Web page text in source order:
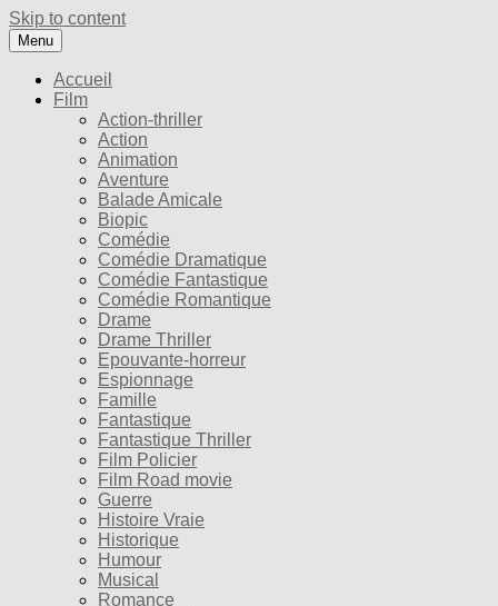
Skip to content
Menu
Accueil
Film
Action-thriller
Action
Animation
Aventure
Balade Amicale
Biopic
Comédie
Comédie Dramatique
Comédie Fantastique
Comédie Romantique
Drame
Drame Thriller
Epouvante-horreur
Espionnage
Famille
Fantastique
Fantastique Thriller
Film Policier
Film Road movie
Guerre
Histoire Vraie
Historique
Humour
Musical
Romance